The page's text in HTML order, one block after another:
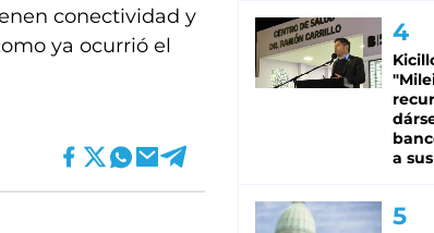
conectividad y
ya ocurrió el
a